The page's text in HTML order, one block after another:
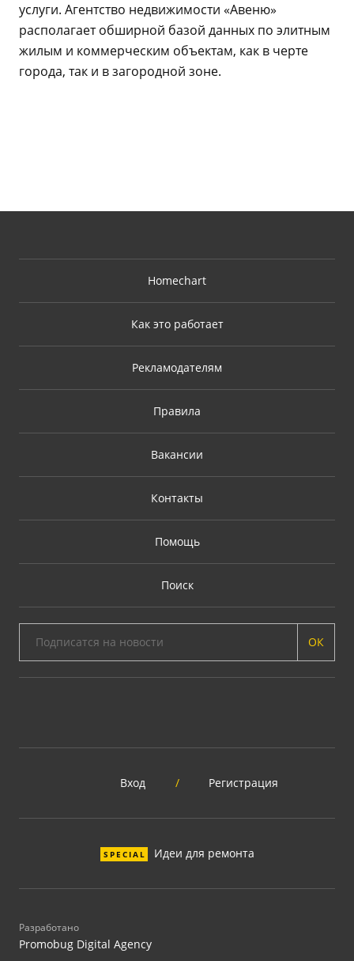
услуги. Агентство недвижимости «Авеню»
располагает обширной базой данных по элитным
жилым и коммерческим объектам, как в черте
города, так и в загородной зоне.
Homechart
Как это работает
Рекламодателям
Правила
Вакансии
Контакты
Помощь
Поиск
ОК
Вход / Регистрация
SPECIAL Идеи для ремонта
Разработано
Promobug Digital Agency